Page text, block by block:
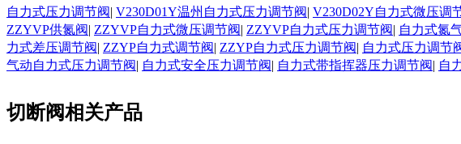
自力式压力调节阀| V230D01Y温州自力式压力调节阀| V230D02Y自力式微压调
ZZYVP供氮阀| ZZYVP自力式微压调节阀| ZZYVP自力式压力调节阀| 自力式氮
力式差压调节阀| ZZYP自力式调节阀| ZZYP自力式压力调节阀| 自力式压力调节
气动自力式压力调节阀| 自力式安全压力调节阀| 自力式带指挥器压力调节阀| 自
切断阀相关产品